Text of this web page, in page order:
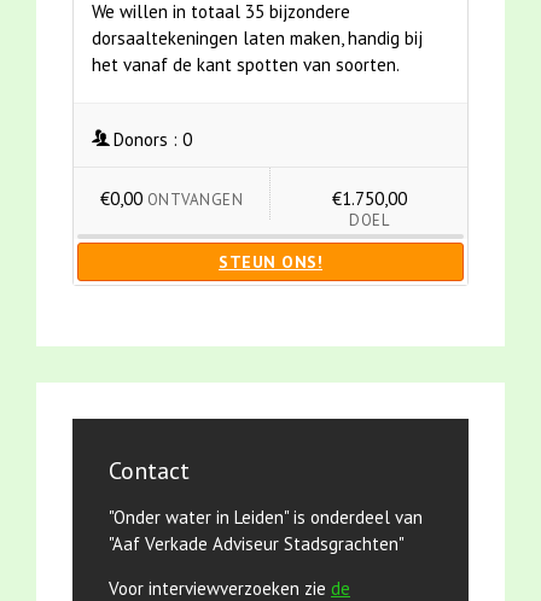
We willen in totaal 35 bijzondere
dorsaaltekeningen laten maken, handig bij
het vanaf de kant spotten van soorten.
Donors : 0
€0,00 ONTVANGEN €1.750,00
DOEL
STEUN ONS!
Contact
"Onder water in Leiden" is onderdeel van
"Aaf Verkade Adviseur Stadsgrachten"
Voor interviewverzoeken zie de